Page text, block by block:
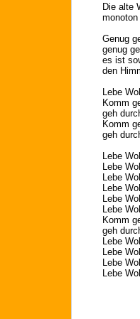
Die alte
Genug
genug
es ist
den
Lebe
Komm
geh
Komm
geh
Lebe
Lebe
Lebe
Lebe
Lebe
Lebe
Komm
geh
Lebe
Lebe
Lebe
Lebe